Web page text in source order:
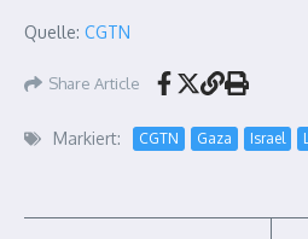
Quelle: CGTN
Share Article
Markiert: CGTN Gaza Israel